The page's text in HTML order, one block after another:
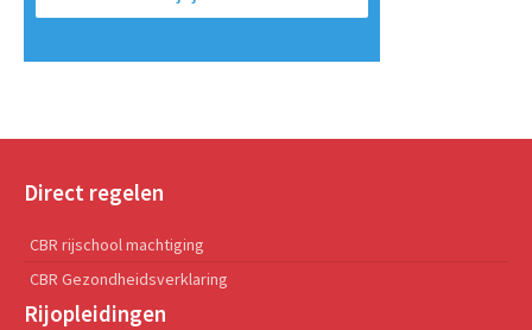
Direct regelen
CBR rijschool machtiging
CBR Gezondheidsverklaring
Rijopleidingen